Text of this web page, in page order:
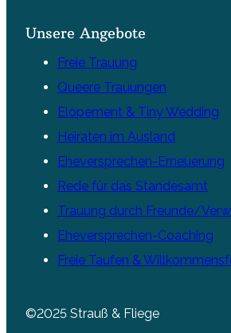
Unsere Angebote
Freie Trauung
Queere Trauungen
Elopement & Tiny Wedding
Heiraten im Ausland
Eheversprechen-Erneuerung
Rede für das Standesamt
Trauung durch Freunde/
Eheversprechen-Coaching
Freie Taufen &
©2025 Strauß & Fliege